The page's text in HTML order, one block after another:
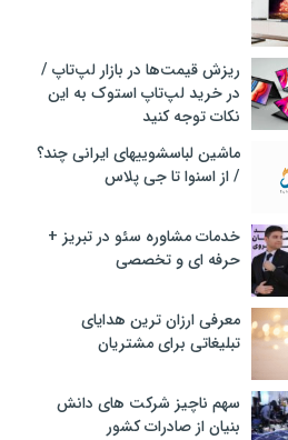
ریزش قیمت‌ها در بازار لپ‌تاپ /
در خرید لپ‌تاپ استوک به این
نکات توجه کنید
ماشین لباسشویی‎های ایرانی چند؟
/ از اسنوا تا جی پلاس
خدمات مشاوره سئو در تبریز +
حرفه ای و تخصصی
معرفی ارزان ترین هدایای
تبلیغاتی برای مشتریان
سهم ناچیز شرکت های دانش
بنیان از صادرات کشور